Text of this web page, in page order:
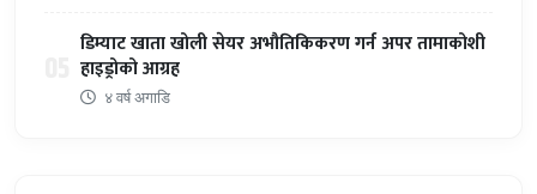
डिम्याट खाता खोली सेयर अभौतिकिकरण गर्न अपर तामाकोशी
हाइड्रोको आग्रह
४ वर्ष अगाडि